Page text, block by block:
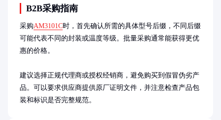
B2B采购指南
采购AM3101C时，首先确认所需的具体型号后缀，不同后缀
可能代表不同的封装或温度等级。批量采购通常能获得更优
惠的价格。
建议选择正规代理商或授权经销商，避免购买到假冒伪劣产
品。可以要求供应商提供原厂证明文件，并注意检查产品包
装和标识是否完整规范。